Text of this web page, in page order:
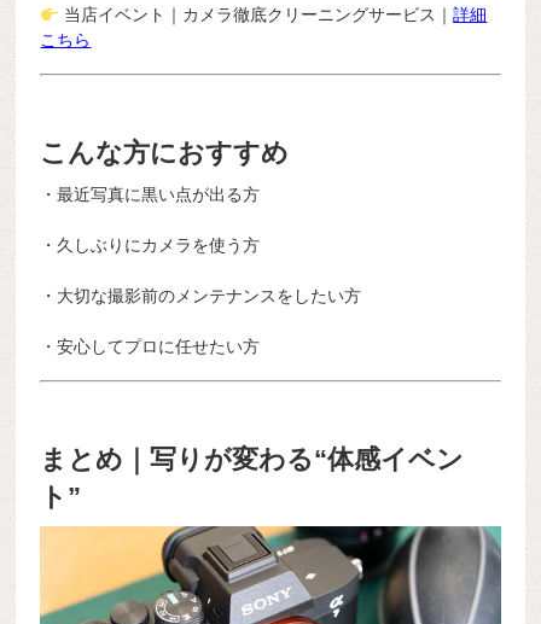
当店イベント｜カメラ徹底クリーニングサービス｜詳細
こちら
こんな方におすすめ
・最近写真に黒い点が出る方
・久しぶりにカメラを使う方
・大切な撮影前のメンテナンスをしたい方
・安心してプロに任せたい方
まとめ｜写りが変わる“体感イベン
ト”